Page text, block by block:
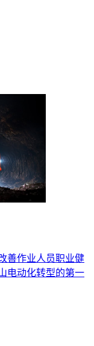
善作业人员职业健
电动化转型的第一